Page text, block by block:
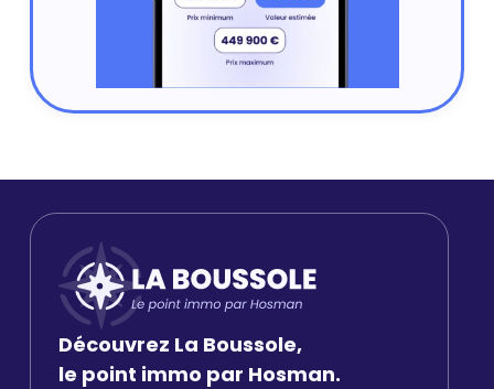
Découvrez La Boussole,
le point immo par Hosman.